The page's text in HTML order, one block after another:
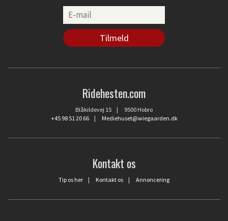
Ridehesten.com
Blåkildevej 15 | 9500 Hobro
+45 98 51 20 66| Mediehuset@wiegaarden.dk
Kontakt os
Tip os her | Kontakt os | Annoncering